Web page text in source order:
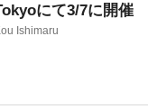
にて3/7に開催
Ishimaru